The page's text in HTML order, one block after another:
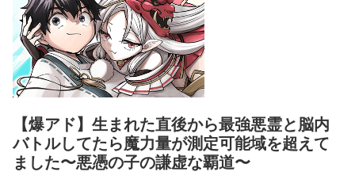
【爆アド】生まれた直後から最強悪霊と脳内
バトルしてたら魔力量が測定可能域を超えて
ました〜悪憑の子の謙虚な覇道〜